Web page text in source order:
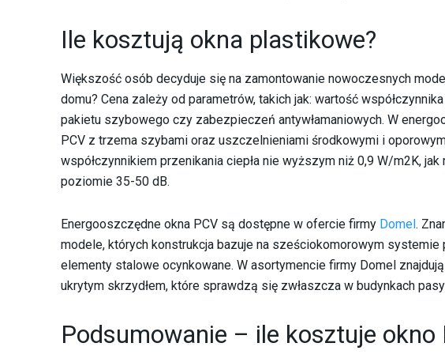
Ile kosztują okna plastikowe?
Większość osób decyduje się na zamontowanie nowoczesnych
domu? Cena zależy od parametrów, takich jak: wartość
pakietu szybowego czy zabezpieczeń antywłamaniowych. W
PCV z trzema szybami oraz uszczelnieniami środkowymi i
współczynnikiem przenikania ciepła nie wyższym niż 0,9 W/m2K,
poziomie 35-50 dB.
Energooszczędne okna PCV są dostępne w ofercie firmy Domel.
modele, których konstrukcja bazuje na sześciokomorowym
elementy stalowe ocynkowane. W asortymencie firmy Domel
ukrytym skrzydłem, które sprawdzą się zwłaszcza w budynkach
Podsumowanie – ile kosztuje okno